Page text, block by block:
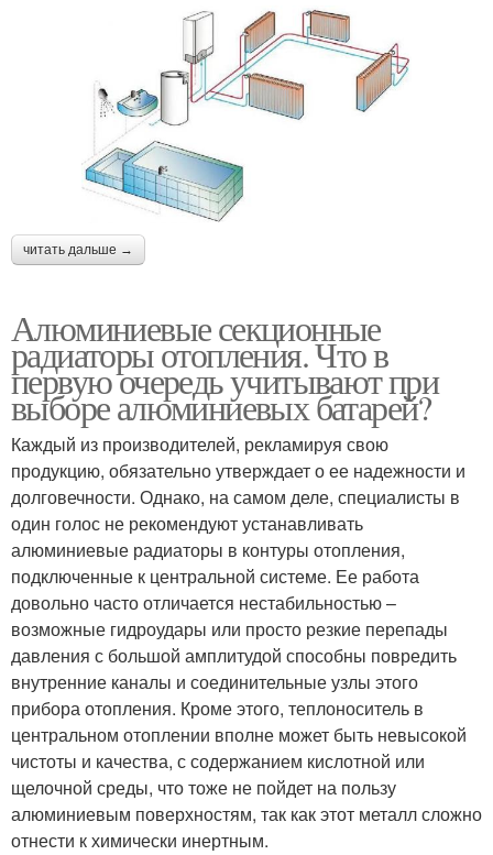
читать дальше →
Алюминиевые секционные
радиаторы отопления. Что в
первую очередь учитывают при
выборе алюминиевых батарей?
Каждый из производителей, рекламируя свою
продукцию, обязательно утверждает о ее надежности и
долговечности. Однако, на самом деле, специалисты в
один голос не рекомендуют устанавливать
алюминиевые радиаторы в контуры отопления,
подключенные к центральной системе. Ее работа
довольно часто отличается нестабильностью –
возможные гидроудары или просто резкие перепады
давления с большой амплитудой способны повредить
внутренние каналы и соединительные узлы этого
прибора отопления. Кроме этого, теплоноситель в
центральном отоплении вполне может быть невысокой
чистоты и качества, с содержанием кислотной или
щелочной среды, что тоже не пойдет на пользу
алюминиевым поверхностям, так как этот металл сложно
отнести к химически инертным.